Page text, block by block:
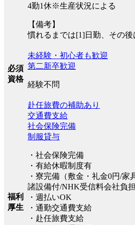
4勤1休※生産状況による
【備考】
慣れるまでは[1]日勤、その
必須
資格
未経験・初心者も歓迎
第二新卒歓迎
経験不問
福利
厚生
赴任旅費の補助あり
交通費支給
社会保険完備
制服貸与
・社会保険完備
・有給休暇制度有
・寮完備（敷金・礼金0円/
諸設備付/NHK受信料会社負担
・週払いOK
・通勤交通費支給
・赴任旅費支給